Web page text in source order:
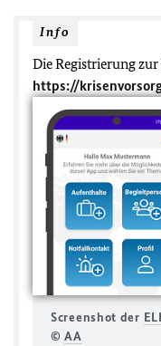
Info
Die Registrierung
https://
Screenshot der
©AA